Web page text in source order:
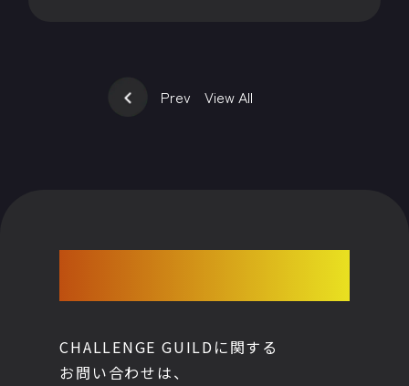
Prev View All
CHALLENGE GUILDに関する
お問い合わせは、